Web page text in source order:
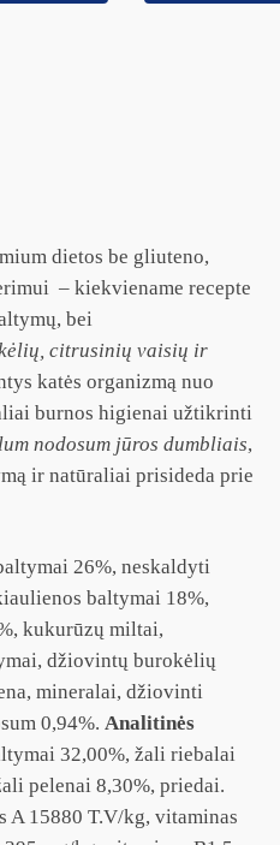
dietos be gliuteno,
– kiekviename recepte
bei
citrusinių vaisių ir
katės organizmą nuo
burnos higienai užtikrinti
nodosum jūros dumbliais,
ir natūraliai prisideda prie
26%, neskaldyti
baltymai 18%,
kukurūzų miltai,
džiovintų burokėlių
mineralai, džiovinti
0,94%. Analitinės
32,00%, žali riebalai
pelenai 8,30%, priedai.
15880 T.V/kg, vitaminas